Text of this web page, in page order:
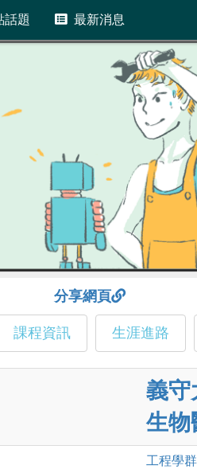
話題 最新消息
分享網頁
課程資訊 生涯進路
義守
生物
工程學群